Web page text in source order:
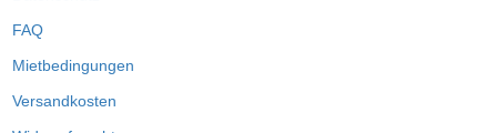
FAQ
Mietbedingungen
Versandkosten